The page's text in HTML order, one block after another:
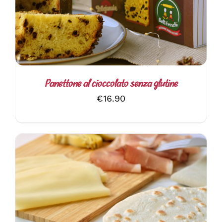
Panettone al cioccolato senza glutine
€16.90
AGGIUNGI AL CARRELLO / DETTAGLI